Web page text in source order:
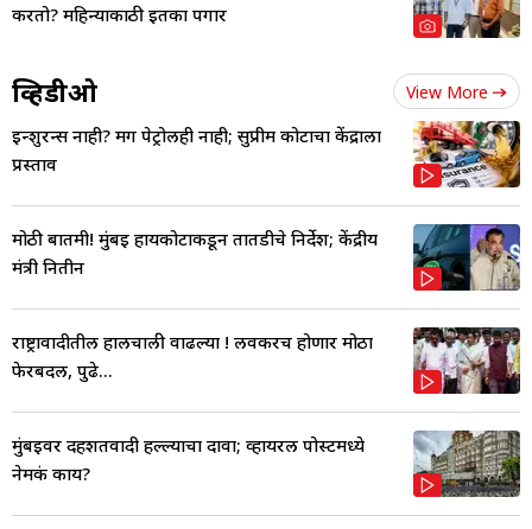
करतो? महिन्याकाठी इतका पगार
व्हिडीओ View More
इन्शुरन्स नाही? मग पेट्रोलही नाही; सुप्रीम कोर्टाचा केंद्राला
प्रस्ताव
मोठी बातमी! मुंबई हायकोर्टाकडून तातडीचे निर्देश; केंद्रीय
मंत्री नितीन
राष्ट्रावादीतील हालचाली वाढल्या ! लवकरच होणार मोठा
फेरबदल, पुढे...
मुंबईवर दहशतवादी हल्ल्याचा दावा; व्हायरल पोस्टमध्ये
नेमकं काय?